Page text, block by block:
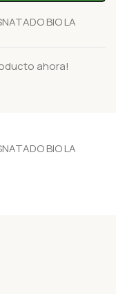
BIO LA
ahora!
BIO LA